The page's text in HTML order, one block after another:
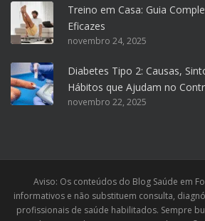
Treino em Casa: Guia
Eficazes
novembro 24, 2025
Diabetes Tipo 2: Causas,
Hábitos que Ajudam no
novembro 22, 2025
Aviso: Os conteúdos do Blog Saúde em
informativos e não substituem consulta,
profissionais de saúde habilitados. Sempre